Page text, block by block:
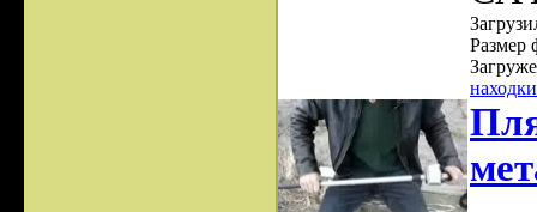
Размер
находки